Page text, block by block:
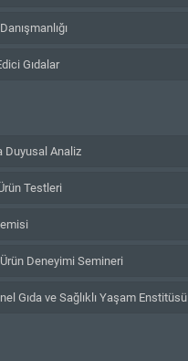
Gıdalar
Duyusal Analiz
Testleri
Deneyimi Semineri
Gıda ve Sağlıklı Yaşam Enstitüsü